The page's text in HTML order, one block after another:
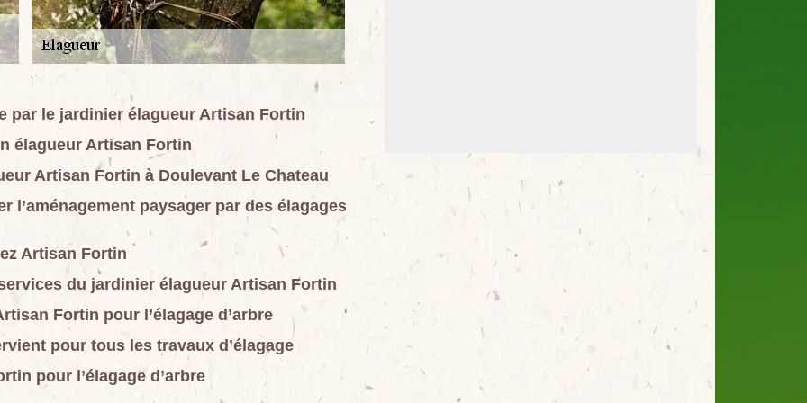
par le jardinier élagueur Artisan Fortin
élagueur Artisan Fortin
Artisan Fortin à Doulevant Le Chateau
l’aménagement paysager par des élagages
Artisan Fortin
du jardinier élagueur Artisan Fortin
Fortin pour l’élagage d’arbre
pour tous les travaux d’élagage
pour l’élagage d’arbre